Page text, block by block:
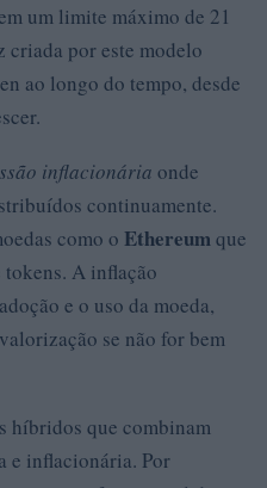
um limite máximo de 21
criada por este modelo
ao longo do tempo, desde
inflacionária onde
continuamente.
como o Ethereumque
A inflação
e o uso da moeda,
se não for bem
híbridos que combinam
e inflacionária. Por